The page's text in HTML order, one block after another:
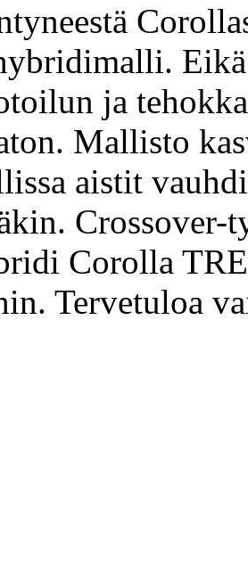
ja
Mallisto
aistit
Crossover-
Corolla
Tervetuloa